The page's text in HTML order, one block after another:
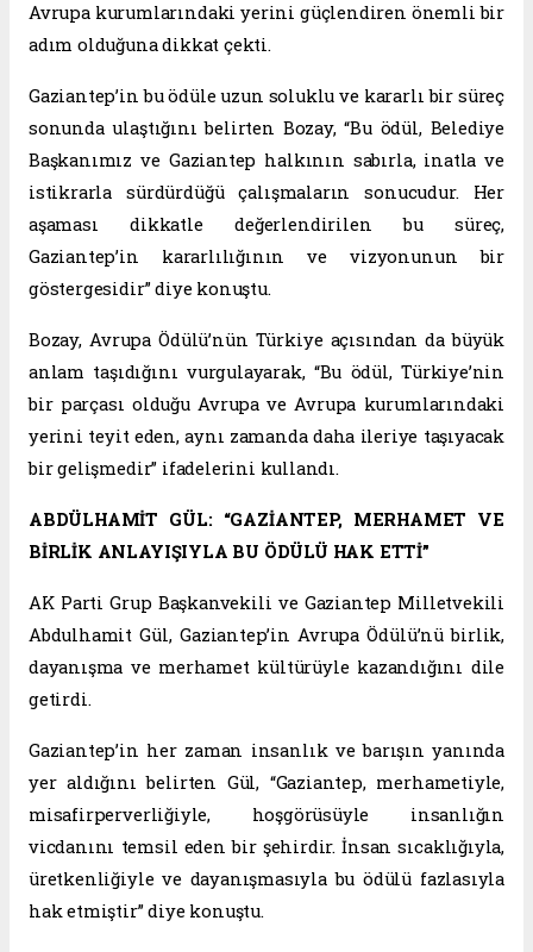
Avrupa kurumlarındaki yerini güçlendiren önemli bir
adım olduğuna dikkat çekti.
Gaziantep’in bu ödüle uzun soluklu ve kararlı bir süreç
sonunda ulaştığını belirten Bozay, “Bu ödül, Belediye
Başkanımız ve Gaziantep halkının sabırla, inatla ve
istikrarla sürdürdüğü çalışmaların sonucudur. Her
aşaması dikkatle değerlendirilen bu süreç,
Gaziantep’in kararlılığının ve vizyonunun bir
göstergesidir” diye konuştu.
Bozay, Avrupa Ödülü’nün Türkiye açısından da büyük
anlam taşıdığını vurgulayarak, “Bu ödül, Türkiye’nin
bir parçası olduğu Avrupa ve Avrupa kurumlarındaki
yerini teyit eden, aynı zamanda daha ileriye taşıyacak
bir gelişmedir” ifadelerini kullandı.
ABDÜLHAMİT GÜL: “GAZİANTEP, MERHAMET VE
BİRLİK ANLAYIŞIYLA BU ÖDÜLÜ HAK ETTİ”
AK Parti Grup Başkanvekili ve Gaziantep Milletvekili
Abdulhamit Gül, Gaziantep’in Avrupa Ödülü’nü birlik,
dayanışma ve merhamet kültürüyle kazandığını dile
getirdi.
Gaziantep’in her zaman insanlık ve barışın yanında
yer aldığını belirten Gül, “Gaziantep, merhametiyle,
misafirperverliğiyle, hoşgörüsüyle insanlığın
vicdanını temsil eden bir şehirdir. İnsan sıcaklığıyla,
üretkenliğiyle ve dayanışmasıyla bu ödülü fazlasıyla
hak etmiştir” diye konuştu.